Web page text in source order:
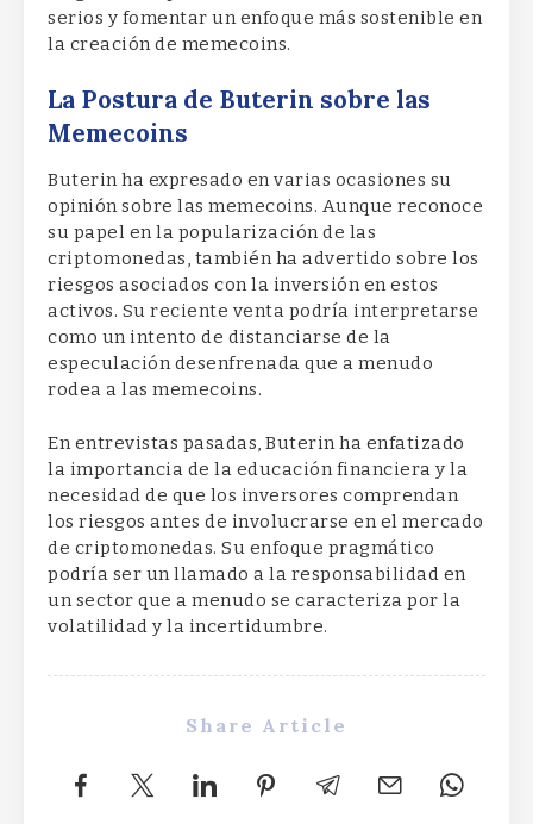
serios y fomentar un enfoque más sostenible en
la creación de memecoins.
La Postura de Buterin sobre las
Memecoins
Buterin ha expresado en varias ocasiones su
opinión sobre las memecoins. Aunque reconoce
su papel en la popularización de las
criptomonedas, también ha advertido sobre los
riesgos asociados con la inversión en estos
activos. Su reciente venta podría interpretarse
como un intento de distanciarse de la
especulación desenfrenada que a menudo
rodea a las memecoins.
En entrevistas pasadas, Buterin ha enfatizado
la importancia de la educación financiera y la
necesidad de que los inversores comprendan
los riesgos antes de involucrarse en el mercado
de criptomonedas. Su enfoque pragmático
podría ser un llamado a la responsabilidad en
un sector que a menudo se caracteriza por la
volatilidad y la incertidumbre.
Share Article